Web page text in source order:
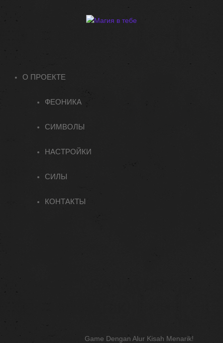
О ПРОЕКТЕ
ФЕОНИКА
СИМВОЛЫ
НАСТРОЙКИ
СИЛЫ
КОНТАКТЫ
GAME DENGAN ALUR
Game Dengan Alur Kisah Menarik!